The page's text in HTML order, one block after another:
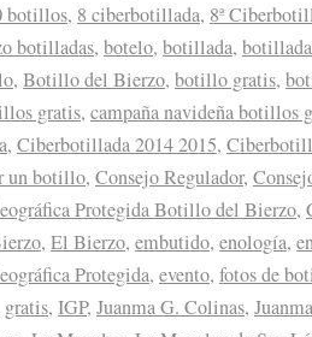
botillos, 8 ciberbotillada, 8ª
botilladas, botelo, botillada,
, Botillo del Bierzo, botillo gratis,
gratis, campaña navideña botillos
, Ciberbotillada 2014 2015,
un botillo, Consejo Regulador,
Protegida Botillo del Bierzo,
, El Bierzo, embutido, enología,
Protegida, evento, fotos de
gratis, IGP, Juanma G. Colinas,